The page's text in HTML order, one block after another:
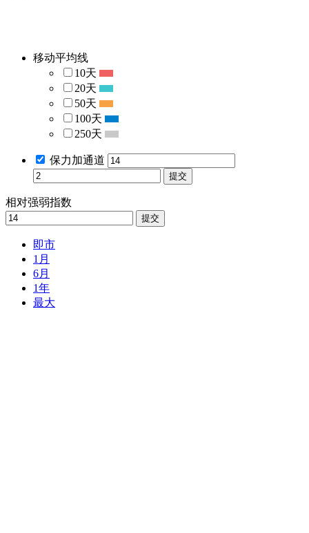
移动平均线
10天
20天
50天
100天
250天
保力加通道
提交
相对强弱指数
提交
即市
1月
6月
1年
最大